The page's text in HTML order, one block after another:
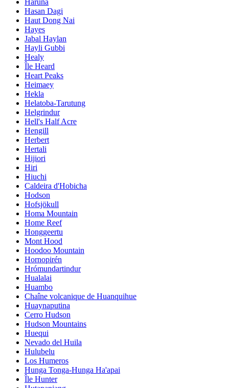
Hasan Dagi
Haut Dong Nai
Hayes
Jabal Haylan
Hayli Gubbi
Healy
Île Heard
Heart Peaks
Heimaey
Hekla
Helatoba-Tarutung
Helgrindur
Hell's Half Acre
Hengill
Herbert
Hertali
Hijiori
Hiri
Hiuchi
Caldeira d'Hobicha
Hodson
Hofsjökull
Homa Mountain
Home Reef
Honggeertu
Mont Hood
Hoodoo Mountain
Hornopirén
Hrómundartindur
Hualalai
Huambo
Chaîne volcanique de Huanquihue
Huaynaputina
Cerro Hudson
Hudson Mountains
Huequi
Nevado del Huila
Hulubelu
Los Humeros
Hunga Tonga-Hunga Ha'apai
Île Hunter